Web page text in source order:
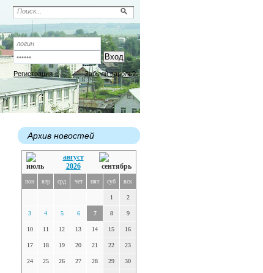
Регистрация Забыли пароль?
Архив новостей
август
2026
пон втр срд чет пят суб вск
1 2
3 4 5 6 7 8 9
10 11 12 13 14 15 16
17 18 19 20 21 22 23
24 25 26 27 28 29 30